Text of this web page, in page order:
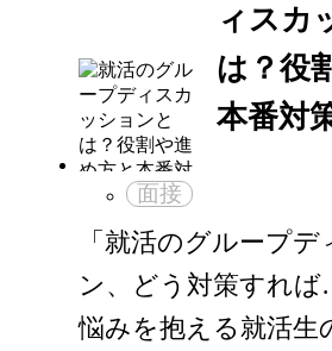
ィスカ
は？役
本番対
面接
「就活のグループ
ン、どう対策すれ
悩みを抱える就活生